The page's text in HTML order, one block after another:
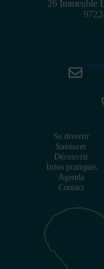
26 Immeuble
Se divertir
Savourer
Découvrir
Infos pratiques
Agenda
Contact